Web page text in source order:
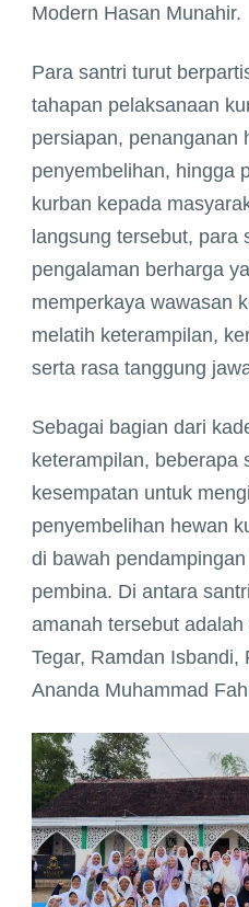
Modern Hasan Munahir.
Para santri turut
tahapan pelaksanaan
persiapan, penanganan
penyembelihan, hingga
kurban kepada
langsung tersebut, para
pengalaman berharga
memperkaya wawasan
melatih keterampilan,
serta rasa tanggung
Sebagai bagian dari
keterampilan, beberapa
kesempatan untuk
penyembelihan hewan
di bawah
pembina. Di antara
amanah tersebut
Tegar, Ramdan Isbandi,
Ananda Muhammad